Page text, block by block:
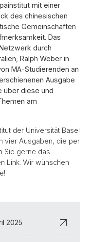
mit einer
des chinesischen
Gemeinschaften
Das
durch
Ralph Weber in
MA-Studierenden an
Ausgabe
über diese und
am
der Universität Basel
vier Ausgaben, die per
Sie gerne das
Link. Wir wünschen
2025